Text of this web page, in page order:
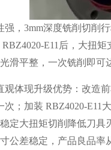
，3mm深度铣削切削
E11后，大扭
滑平整，一次铣削即可
体现升级优势：改造前
；加装 RBZ4020-E11
定大扭矩切削降低刀
公差稳定，产品良品率